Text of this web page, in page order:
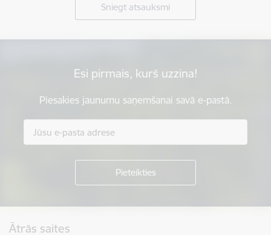
Sniegt atsauksmi
Esi pirmais, kurš uzzina!
Piesakies jaunumu saņemšanai savā e-pastā.
Ātrās saites